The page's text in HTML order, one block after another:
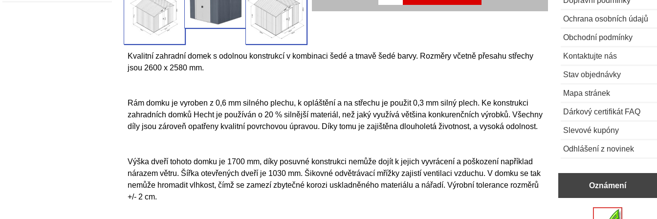
Kvalitní zahradní domek s odolnou konstrukcí v kombinaci šedé a tmavě šedé barvy. Rozměry včetně přesahu střechy
jsou 2600 x 2580 mm.
Rám domku je vyroben z 0,6 mm silného plechu, k opláštění a na střechu je použit 0,3 mm silný plech. Ke konstrukci
zahradních domků Hecht je používán o 20 % silnější materiál, než jaký využívá většina konkurenčních výrobků. Všechny
díly jsou zároveň opatřeny kvalitní povrchovou úpravou. Díky tomu je zajištěna dlouholetá životnost, a vysoká odolnost.
Výška dveří tohoto domku je 1700 mm, díky posuvné konstrukci nemůže dojít k jejich vyvrácení a poškození například
nárazem větru. Šířka otevřených dveří je 1030 mm. Šikovné odvětrávací mřížky zajistí ventilaci vzduchu. V domku se tak
nemůže hromadit vlhkost, čímž se zamezí zbytečné korozi uskladněného materiálu a nářadí. Výrobní tolerance rozměrů
+/- 2 cm.
Ochrana osobních údajů
Obchodní podmínky
Kontaktujte nás
Stav objednávky
Mapa stránek
Dárkový certifikát FAQ
Slevové kupóny
Odhlášení z novinek
Oznámení